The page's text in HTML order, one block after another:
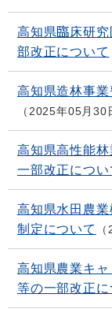
高知県臨床研
部改正について
高知県造林事
2025年05月30
高知県高性能
一部改正につい
高知県水田農
制定について
高知県農業キ
等の一部改正に